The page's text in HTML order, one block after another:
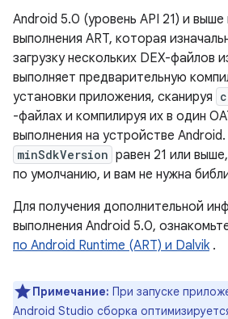
Android 5.0 (уровень API 21) и
выполнения ART, которая
загрузку нескольких DEX-файлов
выполняет предварительную
установки приложения, сканируя
-файлах и компилируя их в один
выполнения на устройстве
minSdkVersion равен 21 или
по умолчанию, и вам не нужна
Для получения дополнительной
выполнения Android 5.0,
по Android Runtime (ART) и Dalvik.
Примечание: При запуске
Android Studio сборка